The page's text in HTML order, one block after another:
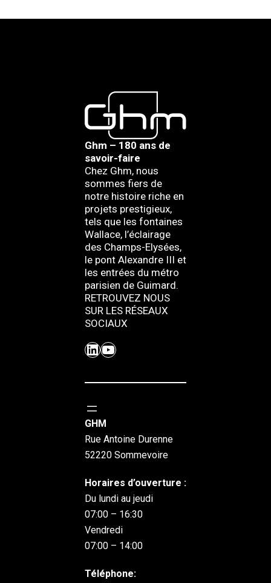
Ghm – 180 ans de
savoir-faire
Chez Ghm, nous
sommes fiers de
notre histoire riche en
projets prestigieux,
tels que les fontaines
Wallace, l’éclairage
des Champs-Elysées,
le pont Alexandre III et
les entrées du métro
parisien de Guimard.
RETROUVEZ NOUS
SUR LES RÉSEAUX
SOCIAUX
LinkedIn YouTube
GHM
Rue Antoine Durenne
52220 Sommevoire
Horaires d’ouverture :
Du lundi au jeudi
07:00 – 16:30
Vendredi
07:00 – 14:00
Téléphone: